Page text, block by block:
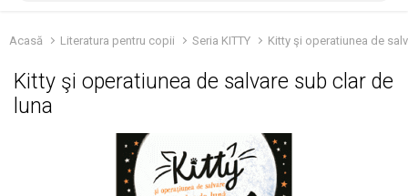
Acasă Literatura pentru copii Seria KITTY Kitty şi operatiunea de
Kitty şi operatiunea de salvare sub clar de
luna